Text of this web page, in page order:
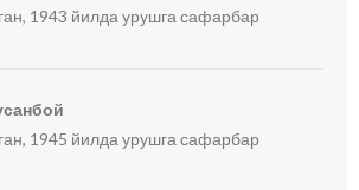
1943 йилда урушга сафарбар
1945 йилда урушга сафарбар